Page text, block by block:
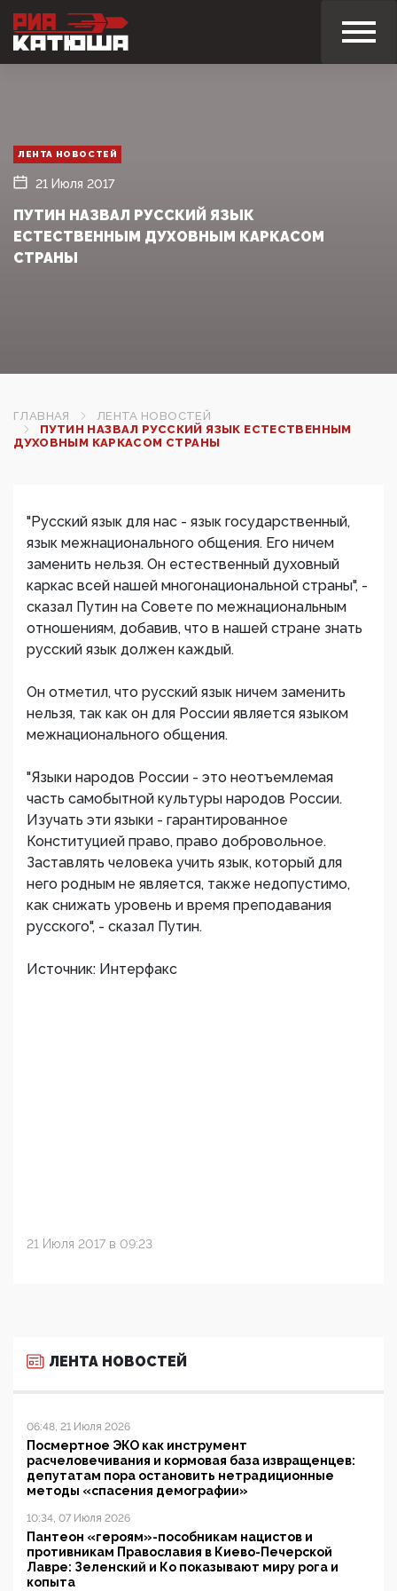
ЛЕНТА НОВОСТЕЙ
21 Июля 2017
ПУТИН НАЗВАЛ РУССКИЙ ЯЗЫК
ЕСТЕСТВЕННЫМ ДУХОВНЫМ КАРКАСОМ
СТРАНЫ
ГЛАВНАЯ
ЛЕНТА НОВОСТЕЙ
ПУТИН НАЗВАЛ РУССКИЙ ЯЗЫК ЕСТЕСТВЕННЫМ
ДУХОВНЫМ КАРКАСОМ СТРАНЫ
"Русский язык для нас - язык государственный,
язык межнационального общения. Его ничем
заменить нельзя. Он естественный духовный
каркас всей нашей многонациональной страны", -
сказал Путин на Совете по межнациональным
отношениям, добавив, что в нашей стране знать
русский язык должен каждый.
Он отметил, что русский язык ничем заменить
нельзя, так как он для России является языком
межнационального общения.
"Языки народов России - это неотъемлемая
часть самобытной культуры народов России.
Изучать эти языки - гарантированное
Конституцией право, право добровольное.
Заставлять человека учить язык, который для
него родным не является, также недопустимо,
как снижать уровень и время преподавания
русского", - сказал Путин.
Источник: Интерфакс
21 Июля 2017 в 09:23
ЛЕНТА НОВОСТЕЙ
06:48, 21 Июля 2026
Посмертное ЭКО как инструмент
расчеловечивания и кормовая база извращенцев:
депутатам пора остановить нетрадиционные
методы «спасения демографии»
10:34, 07 Июля 2026
Пантеон «героям»-пособникам нацистов и
противникам Православия в Киево-Печерской
Лавре: Зеленский и Ко показывают миру рога и
копыта